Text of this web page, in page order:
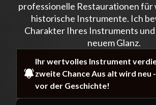
professionelle Restaurationen für
historische Instrumente. Ich
Charakter Ihres Instruments und
neuem Glanz.
Ihr wertvolles Instrument
zweite Chance Aus alt wird neu
vor der Geschichte!